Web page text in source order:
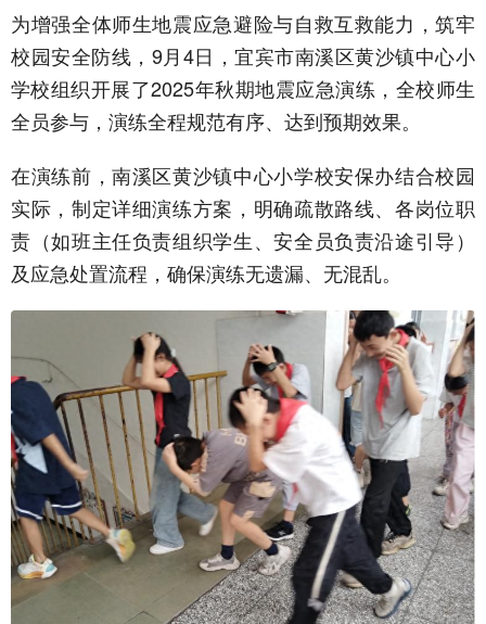
为增强全体师生地震应急避险与自救互救能力，筑牢
校园安全防线，9月4日，宜宾市南溪区黄沙镇中心小
学校组织开展了2025年秋期地震应急演练，全校师生
全员参与，演练全程规范有序、达到预期效果。
在演练前，南溪区黄沙镇中心小学校安保办结合校园
实际，制定详细演练方案，明确疏散路线、各岗位职
责（如班主任负责组织学生、安全员负责沿途引导）
及应急处置流程，确保演练无遗漏、无混乱。